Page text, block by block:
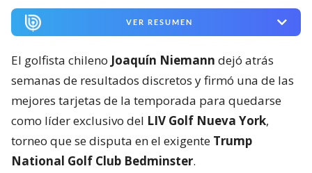
VER RESUMEN
El golfista chileno Joaquín Niemann dejó atrás
semanas de resultados discretos y firmó una de las
mejores tarjetas de la temporada para quedarse
como líder exclusivo del LIV Golf Nueva York,
torneo que se disputa en el exigente Trump
National Golf Club Bedminster.